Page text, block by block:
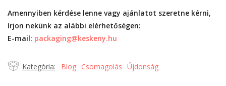
Amennyiben kérdése lenne vagy ajánlatot szeretne kérni,
írjon nekünk az alábbi elérhetőségen:
E-mail: packaging@keskeny.hu
Kategória: Blog Csomagolás Újdonság